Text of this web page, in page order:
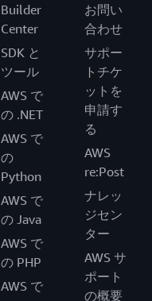
Builder
Center
SDK と
ツール
AWS で
の .NET
AWS で
の
Python
AWS で
の Java
AWS で
の PHP
AWS で
お問い
合わせ
サポー
トチケ
ットを
申請す
る
AWS
re:Post
ナレッ
ジセン
ター
AWS サ
ポート
の概要